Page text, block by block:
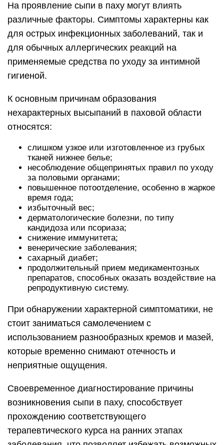
На проявление сыпи в паху могут влиять
различные факторы. Симптомы характерны как
для острых инфекционных заболеваний, так и
для обычных аллергических реакций на
применяемые средства по уходу за интимной
гигиеной.
К основным причинам образования
нехарактерных высыпаний в паховой области
относятся:
слишком узкое или изготовленное из грубых
тканей нижнее белье;
несоблюдение общепринятых правил по уходу
за половыми органами;
повышенное потоотделение, особенно в жаркое
время года;
избыточный вес;
дерматологические болезни, по типу
кандидоза или псориаза;
снижение иммунитета;
венерические заболевания;
сахарный диабет;
продолжительный прием медикаментозных
препаратов, способных оказать воздействие на
репродуктивную систему.
При обнаружении характерной симптоматики, не
стоит заниматься самолечением с
использованием разнообразных кремов и мазей,
которые временно снимают отечность и
неприятные ощущения.
Своевременное диагностирование причины
возникновения сыпи в паху, способствует
прохождению соответствующего
терапевтического курса на ранних этапах